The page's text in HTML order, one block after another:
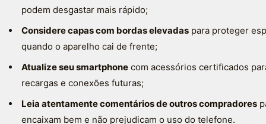
podem desgastar mais rápido;
Considere capas com bordas elevadas para proteger
quando o aparelho cai de frente;
Atualize seu smartphone com acessórios certificados
recargas e conexões futuras;
Leia atentamente comentários de outros compradores
encaixam bem e não prejudicam o uso do telefone.